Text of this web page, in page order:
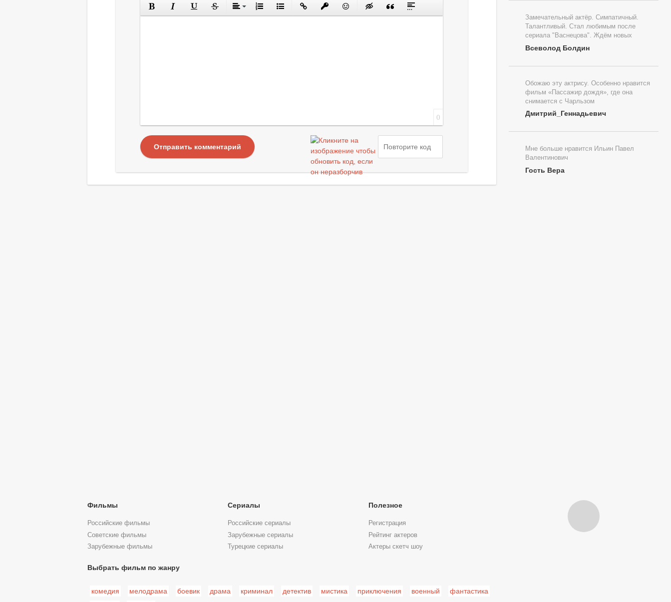
0
Отправить комментарий
Замечательный актёр. Симпатичный.
Талантливый. Стал любимым после
сериала "Васнецова". Ждём новых
Всеволод Болдин
Обожаю эту актрису. Особенно нравится
фильм «Пассажир дождя», где она
снимается с Чарльзом
Дмитрий_Геннадьевич
Мне больше нравится Ильин Павел
Валентинович
Гость Вера
Фильмы
Российские фильмы
Советские фильмы
Зарубежные фильмы
Сериалы
Российские сериалы
Зарубежные сериалы
Турецкие сериалы
Полезное
Регистрация
Рейтинг актеров
Актеры скетч шоу
Выбрать фильм по жанру
комедия мелодрама боевик драма криминал детектив мистика приключения военный фантастика